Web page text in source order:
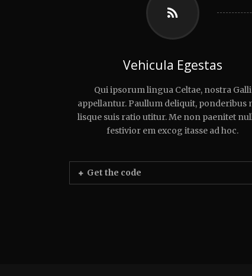
Vehicula Egestas
Qui ipsorum lingua Celtae, nostra Galli
appellantur. Paullum deliquit, ponderibus
lisque suis ratio utitur. Me non paenitet
festivior em excog itasse ad hoc.
Get the code